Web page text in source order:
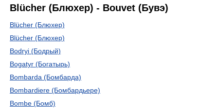
Blücher (Блюхер) - Bouvet (Бувэ)
Blücher (Блюхер)
Blücher (Блюхер)
Bodryi (Бодрый)
Bogatyr (Богатырь)
Bombarda (Бомбарда)
Bombardiere (Бомбардьере)
Bombe (Бомб)